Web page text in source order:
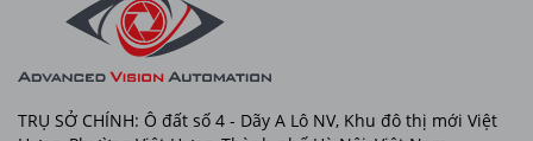
TRỤ SỞ CHÍNH: Ô đất số 4 - Dãy A Lô NV, Khu đô thị mới Việt